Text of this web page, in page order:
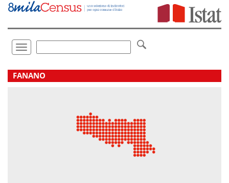
Vai
direttamente
Toggle
navigation
.
FANANO